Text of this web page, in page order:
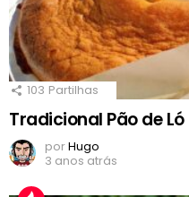
103 Partilhas
Tradicional Pão de
porHugo
3 anos atrás